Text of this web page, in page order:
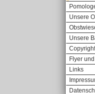
Unsere
Unsere
Copyright
Flyer
Links